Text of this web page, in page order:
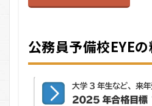
公務員予備校EYE